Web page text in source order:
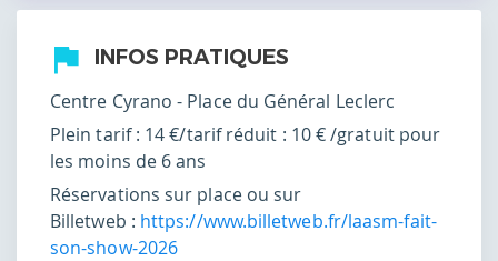
INFOS PRATIQUES
Centre Cyrano - Place du Général Leclerc
Plein tarif : 14 €/tarif réduit : 10 € /gratuit pour
les moins de 6 ans
Réservations sur place ou sur
Billetweb : https://www.billetweb.fr/laasm-fait-
son-show-2026